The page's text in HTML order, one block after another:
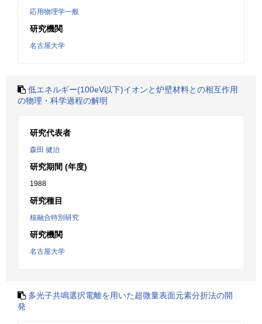
応用物理学一般
研究機関
名古屋大学
低エネルギー(100eV以下)イオンと炉壁材料との相互作用
の物理・科学過程の解明
研究代表者
森田 健治
研究期間 (年度)
1988
研究種目
核融合特別研究
研究機関
名古屋大学
多光子共鳴選択電離を用いた超微量表面元素分折法の開
発